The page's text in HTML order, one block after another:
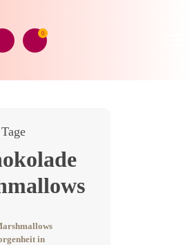
0
in